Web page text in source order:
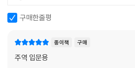
근대 사회의 모든 가치판단 기준이 서양적 사
이 선택되고 있는 가운데, 이 책은 근대 사회
는 책으로, 동양의 자연사상이 미개한 시대에
구매한줄평
종이책 구매
주역 입문용